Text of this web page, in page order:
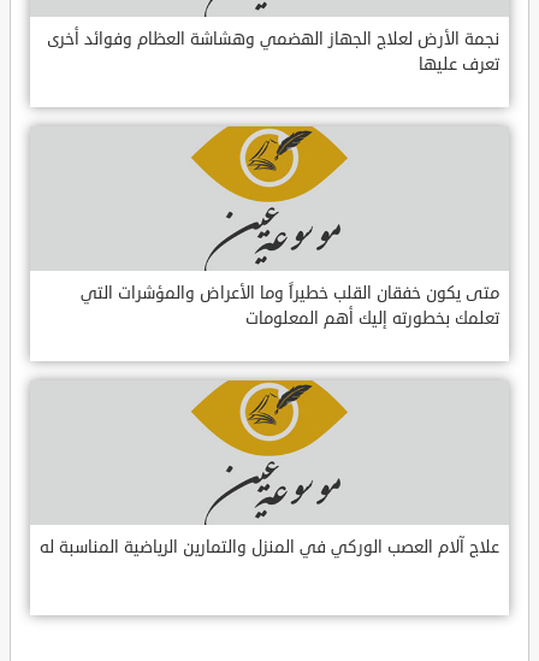
نجمة الأرض لعلاج الجهاز الهضمي وهشاشة العظام وفوائد أخرى
تعرف عليها
متى يكون خفقان القلب خطيراً وما الأعراض والمؤشرات التي
تعلمك بخطورته إليك أهم المعلومات
علاج آلام العصب الوركي في المنزل والتمارين الرياضية المناسبة له